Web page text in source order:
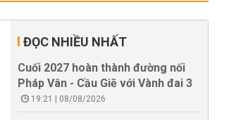
ĐỌC NHIỀU NHẤT
Cuối 2027 hoàn thành đường nối
Pháp Vân - Cầu Giẽ với Vành đai 3
19:21 | 08/08/2026